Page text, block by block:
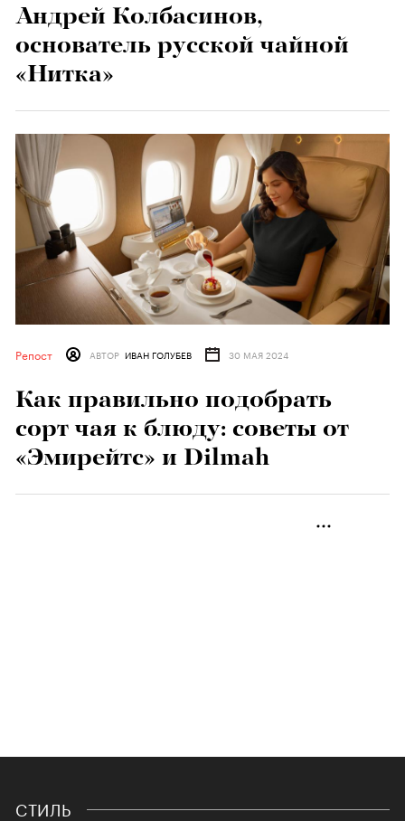
Андрей Колбасинов,
основатель русской чайной
«Нитка»
Репост АВТОР ИВАН ГОЛУБЕВ 30 МАЯ 2024
Как правильно подобрать
сорт чая к блюду: советы от
«Эмирейтс» и Dilmah
СТИЛЬ